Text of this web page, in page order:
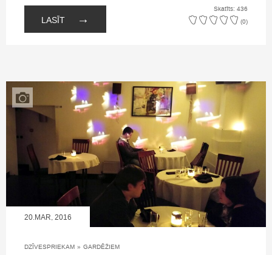
LASĪT →
Skatīts: 436
(0)
20.MAR, 2016
DZĪVESPRIEKAM » GARDĒŽIEM